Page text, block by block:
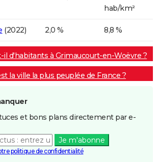
hab/km²
(2022) 2,0 % 8,8 %
il d'habitants à Grimaucourt-en-Woëvre ?
la ville la plus peuplée de France ?
et bons plans directement par e-
Je m'abonne
politique de confidentialité